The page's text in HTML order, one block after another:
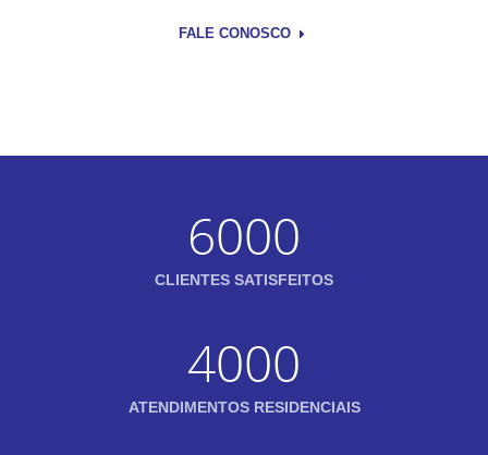
FALE CONOSCO
6000
CLIENTES SATISFEITOS
4000
ATENDIMENTOS RESIDENCIAIS